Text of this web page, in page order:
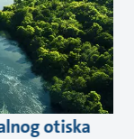
otiska